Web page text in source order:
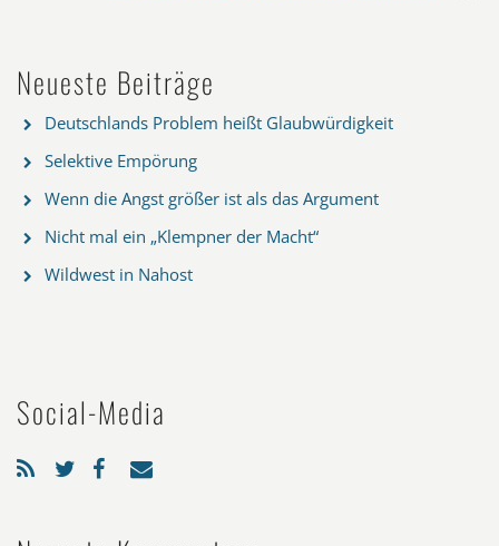
Neueste Beiträge
Deutschlands Problem heißt Glaubwürdigkeit
Selektive Empörung
Wenn die Angst größer ist als das Argument
Nicht mal ein „Klempner der Macht“
Wildwest in Nahost
Social-Media